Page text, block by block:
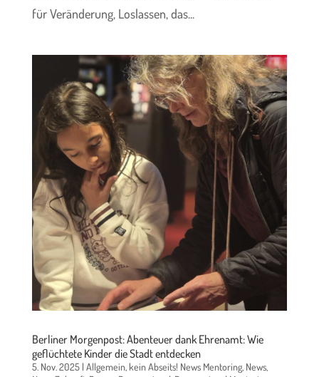
für Veränderung, Loslassen, das...
Berliner Morgenpost: Abenteuer dank Ehrenamt: Wie
geflüchtete Kinder die Stadt entdecken
5. Nov. 2025| Allgemein,kein Abseits! News Mentoring, News,